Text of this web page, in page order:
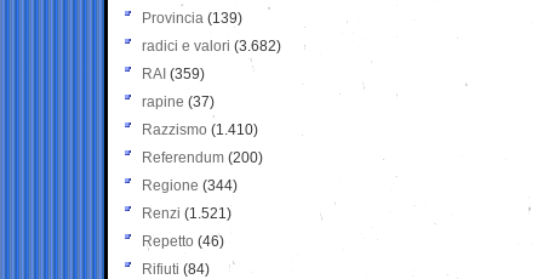
Provincia (139)
radici e valori (3.682)
RAI (359)
rapine (37)
Razzismo (1.410)
Referendum (200)
Regione (344)
Renzi (1.521)
Repetto (46)
Rifiuti (84)